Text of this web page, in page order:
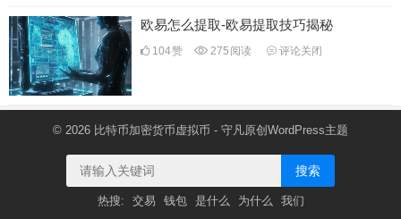
欧易怎么提取-欧易提取技巧揭秘
104赞 275 阅读 评论关闭
© 2026 比特币加密货币虚拟币 - 守凡原创 WordPress主题
搜索
热搜: 交易 钱包 是什么 为什么 我们